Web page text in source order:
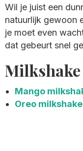
Wil je juist een
natuurlijk gewoon
je moet even
dat gebeurt snel
Mango
Oreo milkshake